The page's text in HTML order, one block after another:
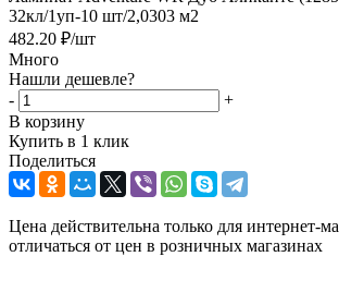
32кл/1уп-10 шт/2,0303 м2
482.20 ₽/шт
Много
Нашли дешевле?
-
+
В корзину
Купить в 1 клик
Поделиться
Цена действительна только для интернет-
отличаться от цен в розничных магазинах